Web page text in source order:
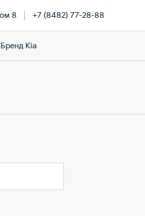
8 +7 (8482) 77-28-88
Бренд Kia